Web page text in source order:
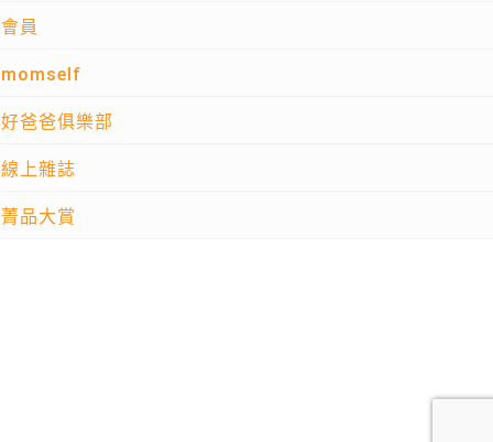
會員
momself
好爸爸俱樂部
線上雜誌
菁品大賞